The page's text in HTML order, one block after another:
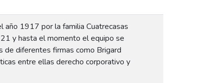
año 1917 por la familia Cuatrecasas
y hasta el momento el equipo se
de diferentes firmas como Brigard
entre ellas derecho corporativo y